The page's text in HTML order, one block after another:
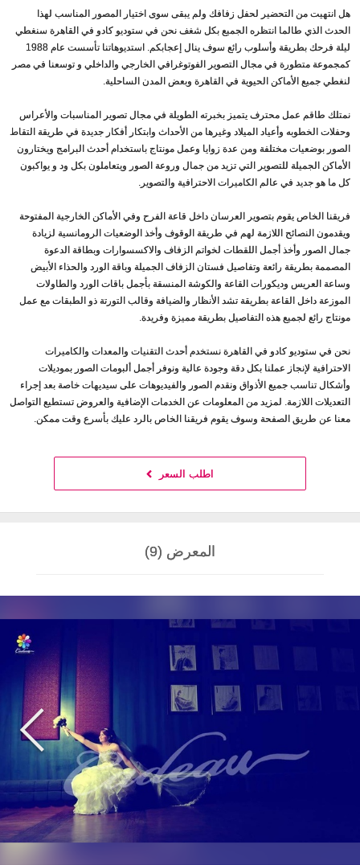
هل انتهيت من التحضير لحفل زفافك ولم يبقى سوى اختيار المصور المناسب لهذا
الحدث الذي طالما انتظره الجميع بكل شغف نحن في ستوديو كادو في القاهرة سنغطي
ليلة فرحك بطريقة وأسلوب رائع سوف ينال إعجابكم. استديوهاتنا تأسست عام 1988
كمجموعة متطورة في مجال التصوير الفوتوغرافي الخارجي والداخلي و توسعنا في مصر
لنغطي جميع الأماكن الحيوية في القاهرة وبعض المدن الساحلية.
نمتلك طاقم عمل محترف يتميز بخبرته الطويلة في مجال تصوير المناسبات والأعراس
وحفلات الخطوبه وأعياد الميلاد وغيرها من الأحداث وابتكار أفكار جديدة في طريقة التقاط
الصور بوضعيات مختلفة ومن عدة زوايا وعمل مونتاج باستخدام أحدث البرامج ويختارون
الأماكن الجميلة للتصوير التي تزيد من جمال وروعة الصور ويتعاملون بكل ود و يواكبون
كل ما هو جديد في عالم الكاميرات الاحترافية والتصوير.
فريقنا الخاص يقوم بتصوير العرسان داخل قاعة الفرح وفي الأماكن الخارجية المفتوحة
ويقدمون النصائح اللازمة لهم في طريقة الوقوف وأخذ الوضعيات الرومانسية لزيادة
جمال الصور وأخذ أجمل اللقطات لخواتم الزفاف والاكسسوارات وبطاقة الدعوة
المصممة بطريقة رائعة وتفاصيل فستان الزفاف الجميلة وباقة الورد والحذاء الأبيض
وساعة العريس وديكورات القاعة والكوشة المنسقة بأجمل باقات الورد والطاولات
الموزعة داخل القاعة بطريقة تشد الأنظار والضيافة وقالب التورتة ذو الطبقات مع عمل
مونتاج رائع لجميع هذه التفاصيل بطريقة مميزة وفريدة.
نحن في ستوديو كادو في القاهرة نستخدم أحدث التقنيات والمعدات والكاميرات
الاحترافية لإنجاز عملنا بكل دقة وجودة عالية ونوفر أجمل ألبومات الصور بموديلات
وأشكال تناسب جميع الأذواق ونقدم الصور والفيديوهات على سيديهات خاصة بعد إجراء
التعديلات اللازمة. لمزيد من المعلومات عن الخدمات الإضافية والعروض تستطيع التواصل
معنا عن طريق الصفحة وسوف يقوم فريقنا الخاص بالرد عليك بأسرع وقت ممكن.
اطلب السعر
المعرض (9)